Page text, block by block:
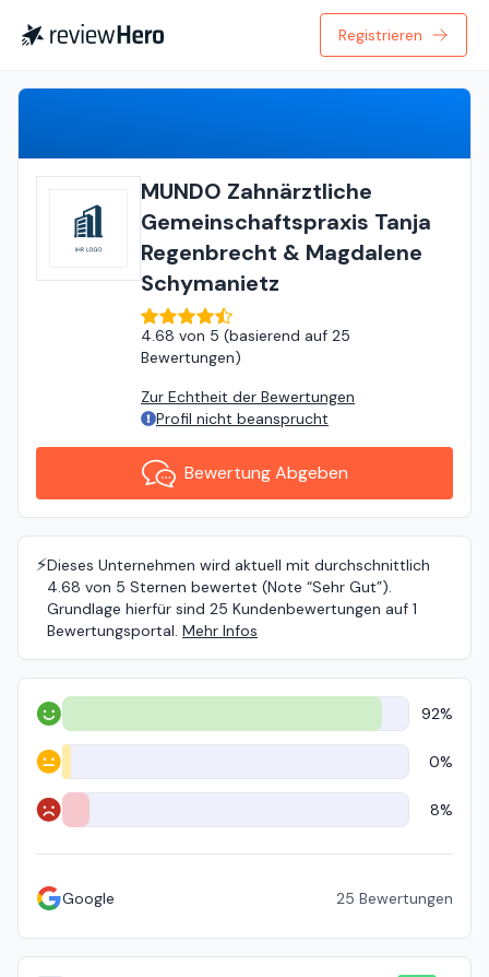
Registrieren
MUNDO Zahnärztliche
Gemeinschaftspraxis Tanja
Regenbrecht & Magdalene
Schymanietz
4.68 von 5 (basierend auf 25
Bewertungen)
Zur Echtheit der Bewertungen
Profil nicht beansprucht
Bewertung Abgeben
⚡️Dieses Unternehmen wird aktuell mit durchschnittlich
4.68 von 5 Sternen bewertet (Note “Sehr Gut”).
Grundlage hierfür sind 25 Kundenbewertungen auf 1
Bewertungsportal. Mehr Infos
Positiv 92%
Neutral 0%
Negativ 8%
Google 25 Bewertungen